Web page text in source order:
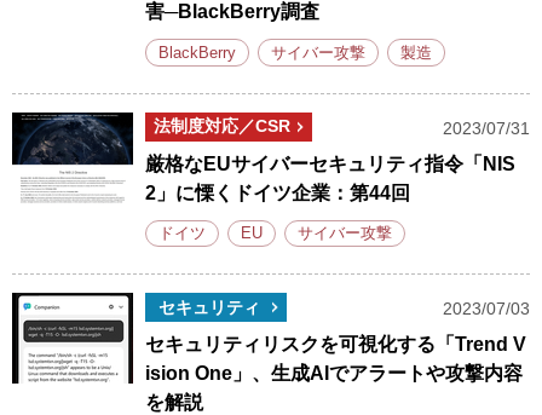
害─BlackBerry調査
BlackBerry サイバー攻撃 製造
法制度対応／CSR 2023/07/31
厳格なEUサイバーセキュリティ指令「NIS
2」に慄くドイツ企業：第44回
ドイツ EU サイバー攻撃
セキュリティ 2023/07/03
セキュリティリスクを可視化する「Trend V
ision One」、生成AIでアラートや攻撃内容
を解説